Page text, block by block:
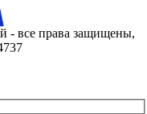
- все права защищены,